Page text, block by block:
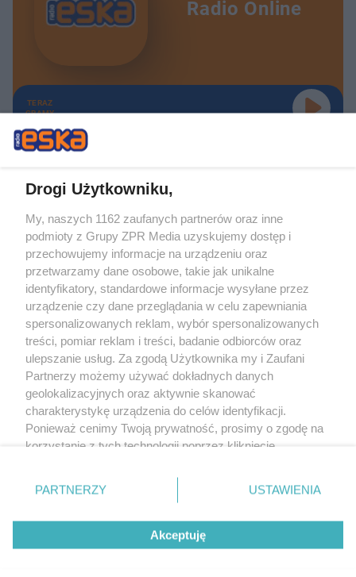
Radio Online
TERAZ
GRAMY
Żaden utwór zamieszczony w serwisie nie może być powielany i
rozpowszechniany lub dalej rozpowszechniany w jakikolwiek sposób (w
tym także elektroniczny lub mechaniczny) na jakimkolwiek polu
eksploatacji w jakiejkolwiek formie, włącznie z umieszczaniem w Internecie
bez pisemnej zgody właściciela praw. Jakiekolwiek użycie lub
wykorzystanie utworów w całości lub w części z naruszeniem prawa, tzn.
bez właściwej zgody, jest zabronione pod groźbą kary i może być ścigane
prawnie.
O nas
Drogi Użytkowniku,
My, naszych 1162 zaufanych partnerów oraz inne
podmioty z Grupy ZPR Media uzyskujemy dostęp i
przechowujemy informacje na urządzeniu oraz
przetwarzamy dane osobowe, takie jak unikalne
identyfikatory, standardowe informacje wysyłane przez
urządzenie czy dane przeglądania w celu zapewniania
spersonalizowanych reklam, wybór spersonalizowanych
treści, pomiar reklam i treści, badanie odbiorców oraz
ulepszanie usług. Za zgodą Użytkownika my i Zaufani
Partnerzy możemy używać dokładnych danych
geolokalizacyjnych oraz aktywnie skanować
charakterystykę urządzenia do celów identyfikacji.
Ponieważ cenimy Twoją prywatność, prosimy o zgodę na
korzystanie z tych technologii poprzez kliknięcie
zmienić/wycofać klikając przycisk ustawień prywatności
znajdujący się w lewym dolnym rogu strony
rodzaje przetwarzania danych nie wymagają zgody
użytkownika, ale masz prawo sprzeciwić się takiemu
przetwarzaniu. Preferencje będą miały zastosowanie tylko
PARTNERZY USTAWIENIA
Akceptuję